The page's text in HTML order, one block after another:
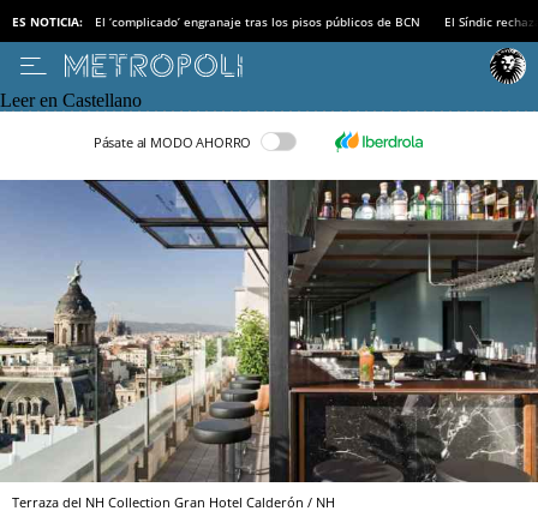
ES NOTICIA: El ‘complicado’ engranaje tras los pisos públicos de BCN El Síndic
Leer en Castellano
Pásate al MODO AHORRO
Terraza del NH Collection Gran Hotel Calderón / NH